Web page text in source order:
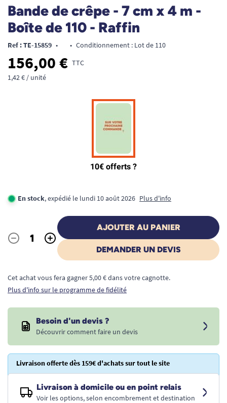
Bande de crêpe - 7 cm x 4 m -
Boîte de 110 - Raffin
Ref : TE-15859 • • Conditionnement : Lot de 110
156,00 € TTC
1,42 € / unité
En stock, expédié le lundi 10 août 2026 Plus d'info
Quantité
- +
AJOUTER AU PANIER
DEMANDER UN DEVIS
Cet achat vous fera gagner 5,00 € dans votre cagnotte.
Plus d'info sur le programme de fidélité
Besoin d'un devis ?
Découvrir comment faire un devis
Livraison offerte dès 159€ d'achats sur tout le site
Livraison à domicile ou en point relais
Voir les options, selon encombrement et destination